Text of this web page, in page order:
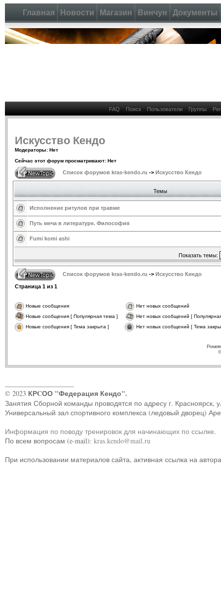
Главная Новости Магазин Винчун Документы
FAQ Поиск Пользователи Группы
Искусство Кендо
Модераторы: Нет
Сейчас этот форум просматривают: Нет
Список форумов kras-kendo.ru -> Искусство Кендо
Темы
Исполнение ритулов при травме
Путь меча в литературе. Философия
Fumi komi ashi
Показать темы:
Список форумов kras-kendo.ru -> Искусство Кендо
Страница 1 из 1
Новые сообщения
Нет новых сообщений
Новые сообщения [ Популярная тема ]
Нет новых сообщений [
Новые сообщения [ Тема закрыта ]
Нет новых сообщений [ Тема
© 2023 КРCОО "Федерация Кендо".
Занятия Сборной команды проводятся по адресу г. Красноярск,
Универсальный зал спортивного комплекса (ледовый дворец)
Информация по поводу тренировок для начинающих по ссылке.
По всем вопросам (e-mail): kras.kendo@mail.ru
При использовании материалов сайта, активная ссылка на